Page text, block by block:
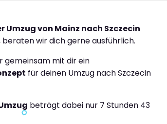
Umzug von Mainz nach Szczecin
beraten wir dich gerne ausführlich.
gemeinsam mit dir ein
für deinen Umzug nach Szczecin
beträgt dabei nur 7 Stunden 43